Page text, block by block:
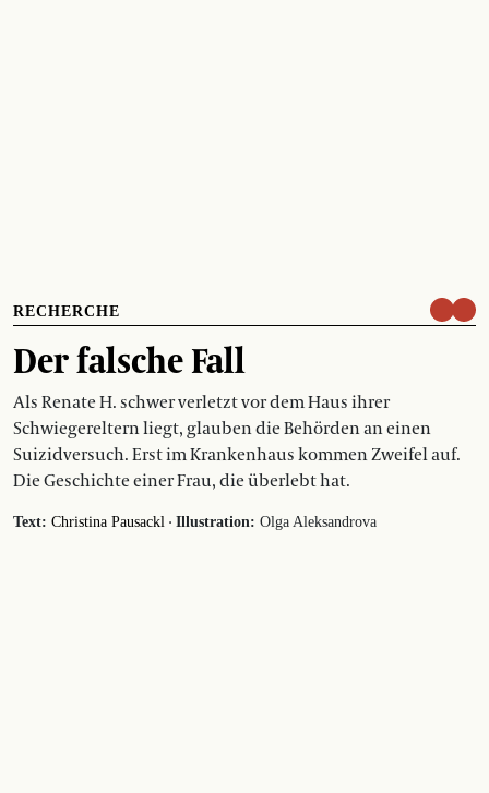
RECHERCHE
Der falsche Fall
Als Renate H. schwer verletzt vor dem Haus ihrer
Schwiegereltern liegt, glauben die Behörden an einen
Suizidversuch. Erst im Krankenhaus kommen Zweifel auf.
Die Geschichte einer Frau, die überlebt hat.
Text: Christina Pausackl · Illustration: Olga Aleksandrova